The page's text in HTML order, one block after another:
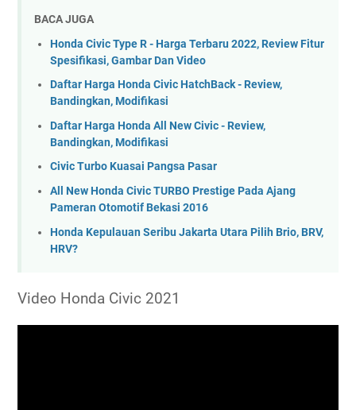
BACA JUGA
Honda Civic Type R - Harga Terbaru 2022, Review Fitur
Spesifikasi, Gambar Dan Video
Daftar Harga Honda Civic HatchBack - Review,
Bandingkan, Modifikasi
Daftar Harga Honda All New Civic - Review,
Bandingkan, Modifikasi
Civic Turbo Kuasai Pangsa Pasar
All New Honda Civic TURBO Prestige Pada Ajang
Pameran Otomotif Bekasi 2016
Honda Kepulauan Seribu Jakarta Utara Pilih Brio, BRV,
HRV?
Video Honda Civic 2021